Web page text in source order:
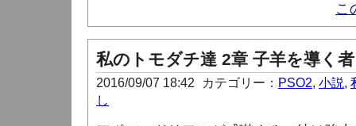
こ
私のトモダチ達 2章 子羊を導く
2016/09/07 18:42 カテゴリー： PSO2, 小説,
し